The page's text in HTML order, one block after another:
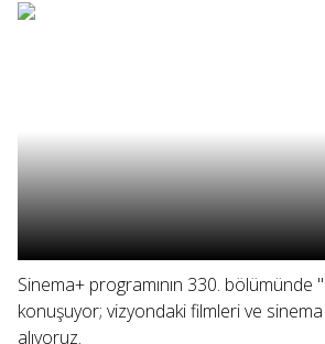
Sinema+ programının 330. bölümünde
konuşuyor; vizyondaki filmleri ve
alıyoruz.